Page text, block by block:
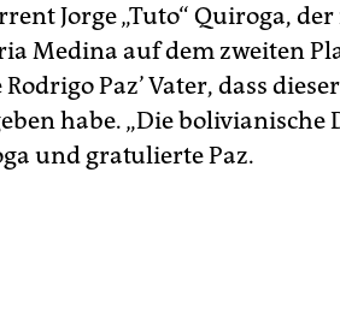
Jorge „Tuto“ Quiroga,
Medina auf dem zweiten
Rodrigo Paz’ Vater, dass
habe. „Die bolivianische
und gratulierte Paz.